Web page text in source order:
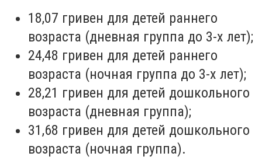
18,07 гривен для детей раннего
возраста (дневная группа до 3-х лет);
24,48 гривен для детей раннего
возраста (ночная группа до 3-х лет);
28,21 гривен для детей дошкольного
возраста (дневная группа);
31,68 гривен для детей дошкольного
возраста (ночная группа).